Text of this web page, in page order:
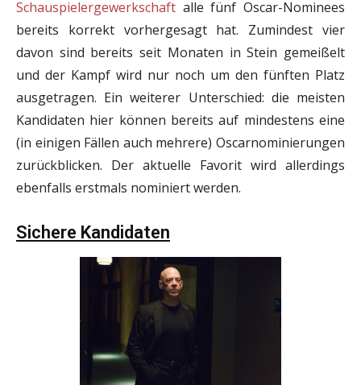
Schauspielergewerkschaft alle fünf Oscar-Nominees
bereits korrekt vorhergesagt hat. Zumindest vier
davon sind bereits seit Monaten in Stein gemeißelt
und der Kampf wird nur noch um den fünften Platz
ausgetragen. Ein weiterer Unterschied: die meisten
Kandidaten hier können bereits auf mindestens eine
(in einigen Fällen auch mehrere) Oscarnominierungen
zurückblicken. Der aktuelle Favorit wird allerdings
ebenfalls erstmals nominiert werden.
Sichere Kandidaten